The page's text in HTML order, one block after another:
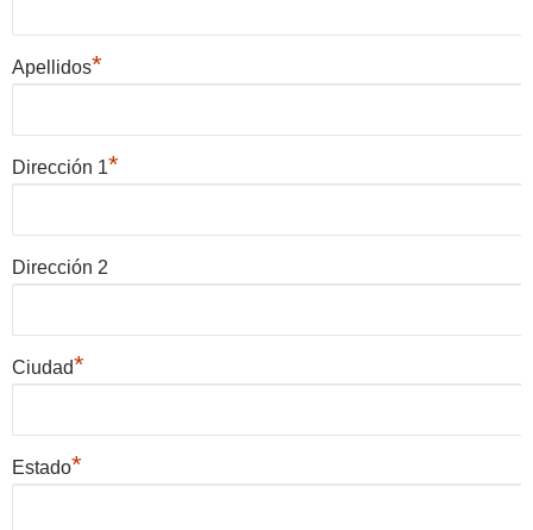
Apellidos*
Dirección 1*
Dirección 2
Ciudad*
Estado*